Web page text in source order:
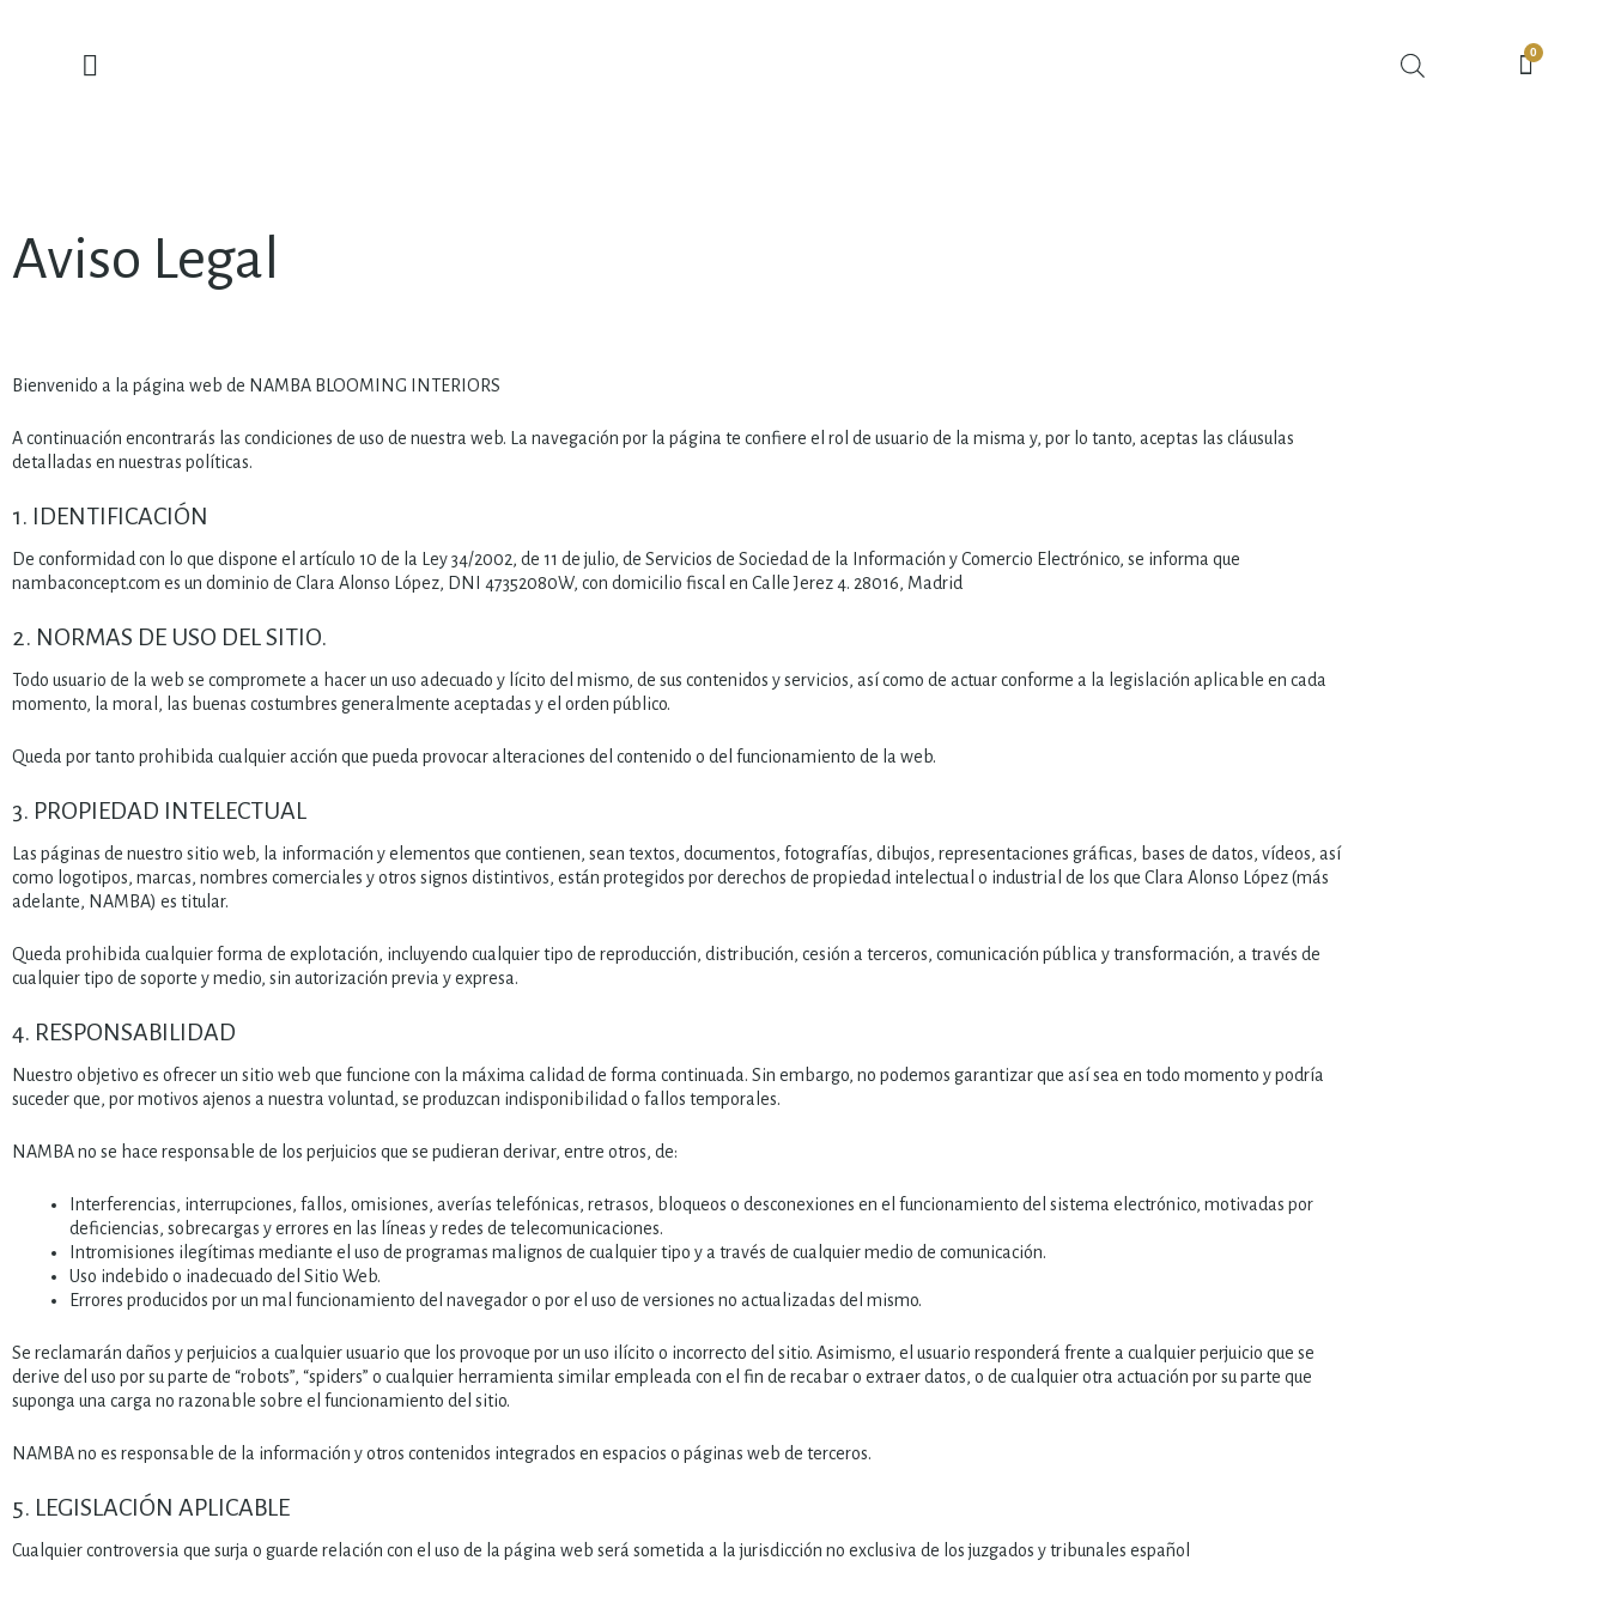
0
Aviso Legal
Bienvenido a la página web de NAMBA BLOOMING INTERIORS
A continuación encontrarás las condiciones de uso de nuestra web. La navegación por la página te confiere el rol de usuario de la misma y, por lo tanto, aceptas las cláusulas
detalladas en nuestras políticas.
1. IDENTIFICACIÓN
De conformidad con lo que dispone el artículo 10 de la Ley 34/2002, de 11 de julio, de Servicios de Sociedad de la Información y Comercio Electrónico, se informa que
nambaconcept.com es un dominio de Clara Alonso López, DNI 47352080W, con domicilio fiscal en Calle Jerez 4. 28016, Madrid
2. NORMAS DE USO DEL SITIO.
Todo usuario de la web se compromete a hacer un uso adecuado y lícito del mismo, de sus contenidos y servicios, así como de actuar conforme a la legislación aplicable en cada
momento, la moral, las buenas costumbres generalmente aceptadas y el orden público.
Queda por tanto prohibida cualquier acción que pueda provocar alteraciones del contenido o del funcionamiento de la web.
3. PROPIEDAD INTELECTUAL
Las páginas de nuestro sitio web, la información y elementos que contienen, sean textos, documentos, fotografías, dibujos, representaciones gráficas, bases de datos, vídeos, así
como logotipos, marcas, nombres comerciales y otros signos distintivos, están protegidos por derechos de propiedad intelectual o industrial de los que Clara Alonso López (más
adelante, NAMBA) es titular.
Queda prohibida cualquier forma de explotación, incluyendo cualquier tipo de reproducción, distribución, cesión a terceros, comunicación pública y transformación, a través de
cualquier tipo de soporte y medio, sin autorización previa y expresa.
4. RESPONSABILIDAD
Nuestro objetivo es ofrecer un sitio web que funcione con la máxima calidad de forma continuada. Sin embargo, no podemos garantizar que así sea en todo momento y podría
suceder que, por motivos ajenos a nuestra voluntad, se produzcan indisponibilidad o fallos temporales.
NAMBA no se hace responsable de los perjuicios que se pudieran derivar, entre otros, de:
Interferencias, interrupciones, fallos, omisiones, averías telefónicas, retrasos, bloqueos o desconexiones en el funcionamiento del sistema electrónico, motivadas por
deficiencias, sobrecargas y errores en las líneas y redes de telecomunicaciones.
Intromisiones ilegítimas mediante el uso de programas malignos de cualquier tipo y a través de cualquier medio de comunicación.
Uso indebido o inadecuado del Sitio Web.
Errores producidos por un mal funcionamiento del navegador o por el uso de versiones no actualizadas del mismo.
Se reclamarán daños y perjuicios a cualquier usuario que los provoque por un uso ilícito o incorrecto del sitio. Asimismo, el usuario responderá frente a cualquier perjuicio que se
derive del uso por su parte de “robots”, “spiders” o cualquier herramienta similar empleada con el fin de recabar o extraer datos, o de cualquier otra actuación por su parte que
suponga una carga no razonable sobre el funcionamiento del sitio.
NAMBA no es responsable de la información y otros contenidos integrados en espacios o páginas web de terceros.
5. LEGISLACIÓN APLICABLE
Cualquier controversia que surja o guarde relación con el uso de la página web será sometida a la jurisdicción no exclusiva de los juzgados y tribunales español